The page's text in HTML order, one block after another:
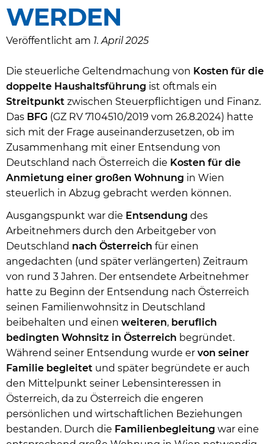
WERDEN
Veröffentlicht am 1. April 2025
Die steuerliche Geltendmachung von Kosten für die
doppelte Haushaltsführung ist oftmals ein
Streitpunkt zwischen Steuerpflichtigen und Finanz.
Das BFG (GZ RV 7104510/2019 vom 26.8.2024) hatte
sich mit der Frage auseinanderzusetzen, ob im
Zusammenhang mit einer Entsendung von
Deutschland nach Österreich die Kosten für die
Anmietung einer großen Wohnung in Wien
steuerlich in Abzug gebracht werden können.
Ausgangspunkt war die Entsendung des
Arbeitnehmers durch den Arbeitgeber von
Deutschland nach Österreich für einen
angedachten (und später verlängerten) Zeitraum
von rund 3 Jahren. Der entsendete Arbeitnehmer
hatte zu Beginn der Entsendung nach Österreich
seinen Familienwohnsitz in Deutschland
beibehalten und einen weiteren, beruflich
bedingten Wohnsitz in Österreich begründet.
Während seiner Entsendung wurde er von seiner
Familie begleitet und später begründete er auch
den Mittelpunkt seiner Lebensinteressen in
Österreich, da zu Österreich die engeren
persönlichen und wirtschaftlichen Beziehungen
bestanden. Durch die Familienbegleitung war eine